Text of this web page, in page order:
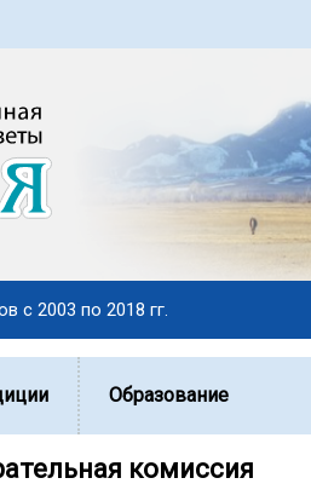
с 2003 по 2018 гг.
Образование
комиссия